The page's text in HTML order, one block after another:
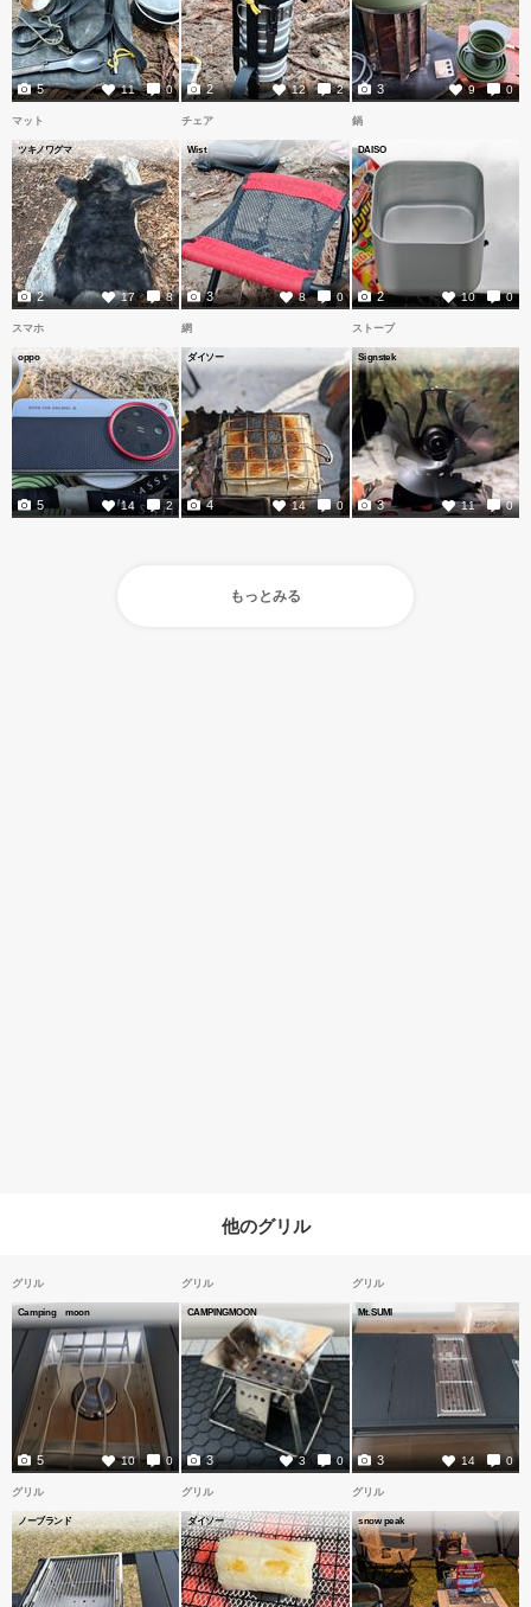
11 0
5 12 2
2 9 0
3
マット
ツキノワグマ
17 8
2
チェア
Wist
8 0
3
鍋
DAISO
10 0
2
スマホ
oppo
14 2
5
網
ダイソー
14 0
4
ストーブ
Signstek
11 0
3
もっとみる
他のグリル
グリル
Camping moon
10 0
5
グリル
CAMPINGMOON
3 0
3
グリル
Mt.SUMI
14 0
3
グリル
ノーブランド
グリル
ダイソー
グリル
snow peak